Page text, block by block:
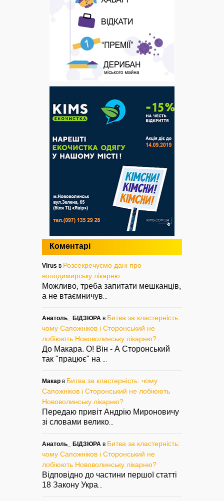
Коментарі
Virus в Розсекречуємо дані про
володимирську лікарню
Можливо, треба запитати мешканців,
а не втаємничув
Анатоль_ БІДЗЮРА в Битва за кластерність:
чому Сапожніков і Сторонський не
лобіюють Нововолинську лікарню?
До Макара. О! Він - А Сторонський
так "працює" на
Макар в Битва за кластерність: чому
Сапожніков і Сторонський не лобіюють
Нововолинську лікарню?
Передаю привіт Андрію Мироновичу
зі словами велико
Анатоль_ БІДЗЮРА в Битва за кластерність:
чому Сапожніков і Сторонський не
лобіюють Нововолинську лікарню?
Відповідно до частини першої статті
18 Закону Укра